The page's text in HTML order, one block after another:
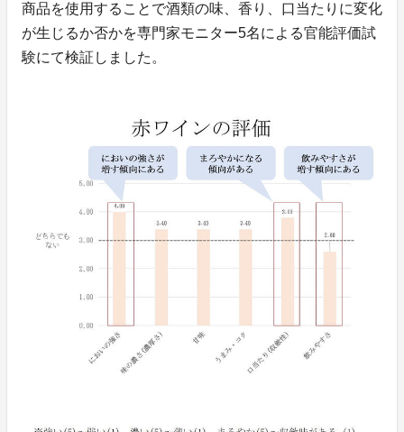
商品を使用することで酒類の味、香り、口当たりに変化
が生じるか否かを専門家モニター5名による官能評価試
験にて検証しました。